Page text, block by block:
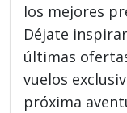
los mejores
Déjate
últimas
vuelos
próxima